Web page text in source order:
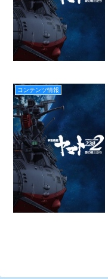
コンテンツ情報